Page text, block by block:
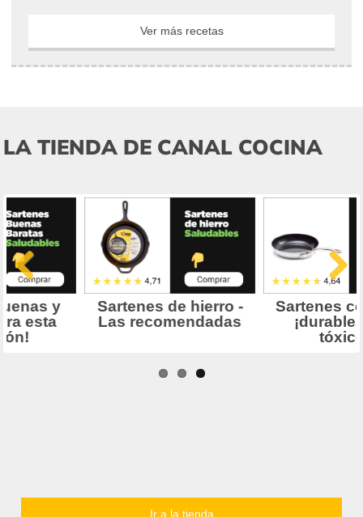
Ver más recetas
LA TIENDA DE CANAL COCINA
Ir a la tienda